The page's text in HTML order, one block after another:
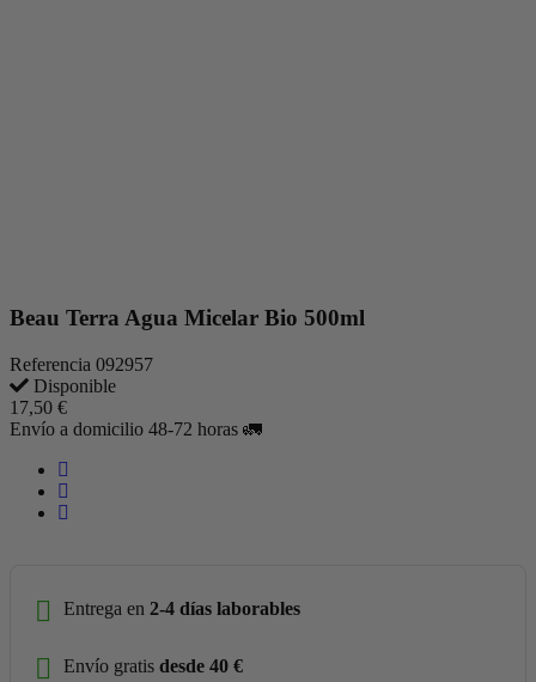
Beau Terra Agua Micelar Bio 500ml
Referencia 092957
Disponible
17,50 €
Envío a domicilio 48-72 horas 🚛
Entrega en 2-4 días laborables
Envío gratis desde 40 €